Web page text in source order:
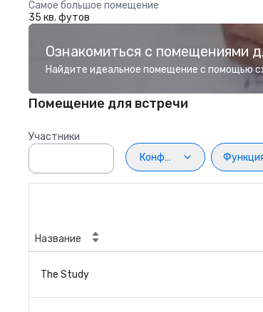
Самое большое помещение
35 кв. футов
Ознакомиться с помещениями
Найдите идеальное помещение с помощью
Помещение для встречи
Участники
Конфигурация
Название
The Study